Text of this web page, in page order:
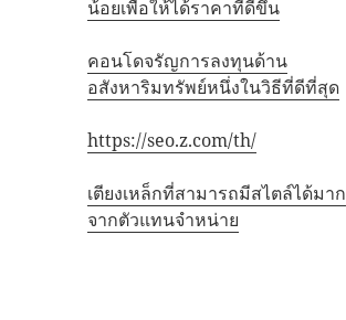
น้อยเพื่อให้ได้ราคาที่ดีขึ้น
คอนโดจรัญการลงทุนด้าน
อสังหาริมทรัพย์หนึ่งในวิธีที่ดีที่สุด
https://seo.z.com/th/
เตียงเหล็กที่สามารถมีสไตล์ได้มาก
จากตัวแทนจำหน่าย